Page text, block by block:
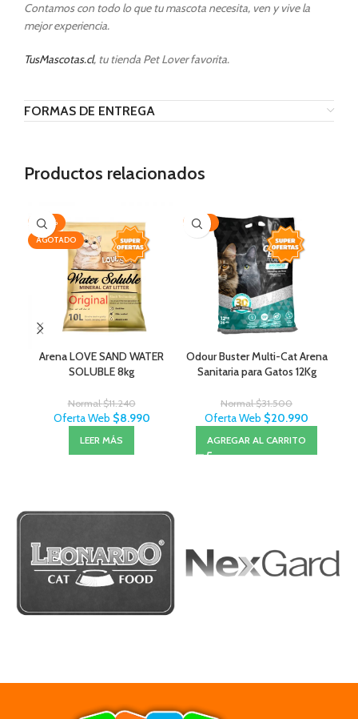
Contamos con todo lo que tu mascota necesita, ven y vive la
mejor experiencia.
TusMascotas.cl, tu tienda Pet Lover favorita.
FORMAS DE ENTREGA
Productos relacionados
-20%
AGOTADO
Arena LOVE SAND WATER
SOLUBLE 8kg
Normal$11.240
Oferta Web $8.990
LEER MÁS
-33%
Odour Buster Multi-Cat Arena
Sanitaria para Gatos 12Kg
Normal$31.500
Oferta Web $20.990
AGREGAR AL CARRITO